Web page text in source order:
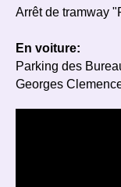
Arrêt de tramway
En voiture:
Parking des
Georges